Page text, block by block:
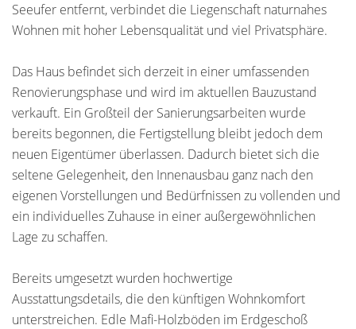
Seeufer entfernt, verbindet die Liegenschaft naturnahes
Wohnen mit hoher Lebensqualität und viel Privatsphäre.
Das Haus befindet sich derzeit in einer umfassenden
Renovierungsphase und wird im aktuellen Bauzustand
verkauft. Ein Großteil der Sanierungsarbeiten wurde
bereits begonnen, die Fertigstellung bleibt jedoch dem
neuen Eigentümer überlassen. Dadurch bietet sich die
seltene Gelegenheit, den Innenausbau ganz nach den
eigenen Vorstellungen und Bedürfnissen zu vollenden und
ein individuelles Zuhause in einer außergewöhnlichen
Lage zu schaffen.
Bereits umgesetzt wurden hochwertige
Ausstattungsdetails, die den künftigen Wohnkomfort
unterstreichen. Edle Mafi-Holzböden im Erdgeschoß